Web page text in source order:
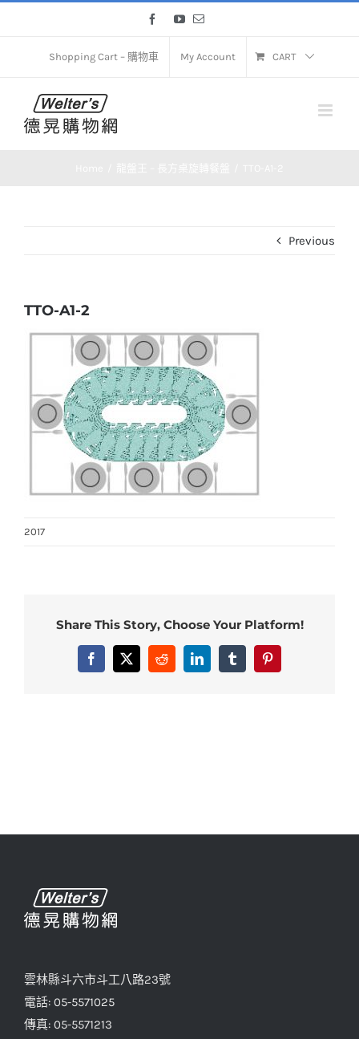
FacebookYouTube
Email
Shopping Cart – 購物車 My Account CART
Previous
TTO-A1-2
2017
Share This Story, Choose Your Platform!
Facebook
X RedditLinkedInTumblrPinterest
雲林縣斗六市斗工八路23號
電話: 05-5571025
傳真: 05-5571213